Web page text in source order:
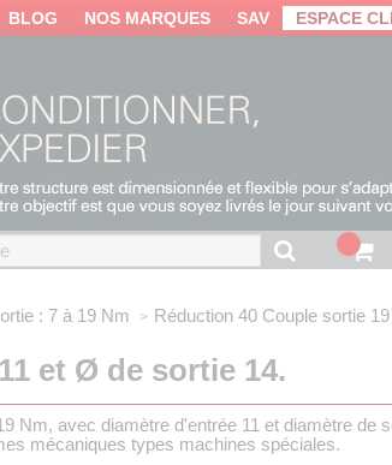
BLOG NOS MARQUES SAV ESPACE
: 7 à 19 Nm Réduction 40 Couple sortie
et Ø de sortie 14.
Nm, avec diamètre d'entrée 11 et diamètre de
mécaniques types machines spéciales.